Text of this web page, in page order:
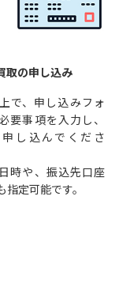
取の申し込み
で、申し込みフォ
要事項を入力し、
し込んでくださ
時や、振込先口座
指定可能です。